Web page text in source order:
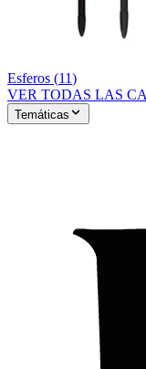
Esferos (11)
VER TODAS LAS
Temáticas